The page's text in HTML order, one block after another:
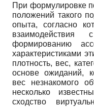
При формулировке
положений такого
опыта, согласно
формированию
характеристиками
плотность, вес,
основе ожиданий,
вес незнакомого
несколько
сходство